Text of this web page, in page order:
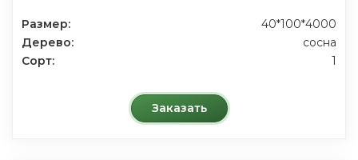
Размер:
40*100*4000
Дерево:
сосна
Сорт:
1
Заказать